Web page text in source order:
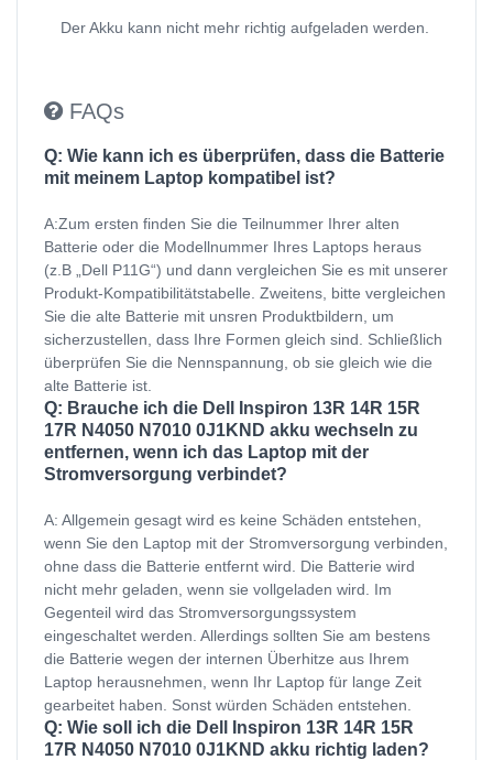
Der Akku kann nicht mehr richtig aufgeladen werden.
FAQs
Q: Wie kann ich es überprüfen, dass die Batterie
mit meinem Laptop kompatibel ist?
A:Zum ersten finden Sie die Teilnummer Ihrer alten
Batterie oder die Modellnummer Ihres Laptops heraus
(z.B „Dell P11G“) und dann vergleichen Sie es mit unserer
Produkt-Kompatibilitätstabelle. Zweitens, bitte vergleichen
Sie die alte Batterie mit unsren Produktbildern, um
sicherzustellen, dass Ihre Formen gleich sind. Schließlich
überprüfen Sie die Nennspannung, ob sie gleich wie die
alte Batterie ist.
Q: Brauche ich die Dell Inspiron 13R 14R 15R
17R N4050 N7010 0J1KND akku wechseln zu
entfernen, wenn ich das Laptop mit der
Stromversorgung verbindet?
A: Allgemein gesagt wird es keine Schäden entstehen,
wenn Sie den Laptop mit der Stromversorgung verbinden,
ohne dass die Batterie entfernt wird. Die Batterie wird
nicht mehr geladen, wenn sie vollgeladen wird. Im
Gegenteil wird das Stromversorgungssystem
eingeschaltet werden. Allerdings sollten Sie am bestens
die Batterie wegen der internen Überhitze aus Ihrem
Laptop herausnehmen, wenn Ihr Laptop für lange Zeit
gearbeitet haben. Sonst würden Schäden entstehen.
Q: Wie soll ich die Dell Inspiron 13R 14R 15R
17R N4050 N7010 0J1KND akku richtig laden?